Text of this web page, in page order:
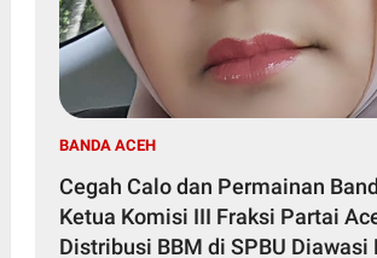
BANDA ACEH
Cegah Calo dan Permainan
Ketua Komisi III Fraksi Partai
Distribusi BBM di SPBU Diawasi